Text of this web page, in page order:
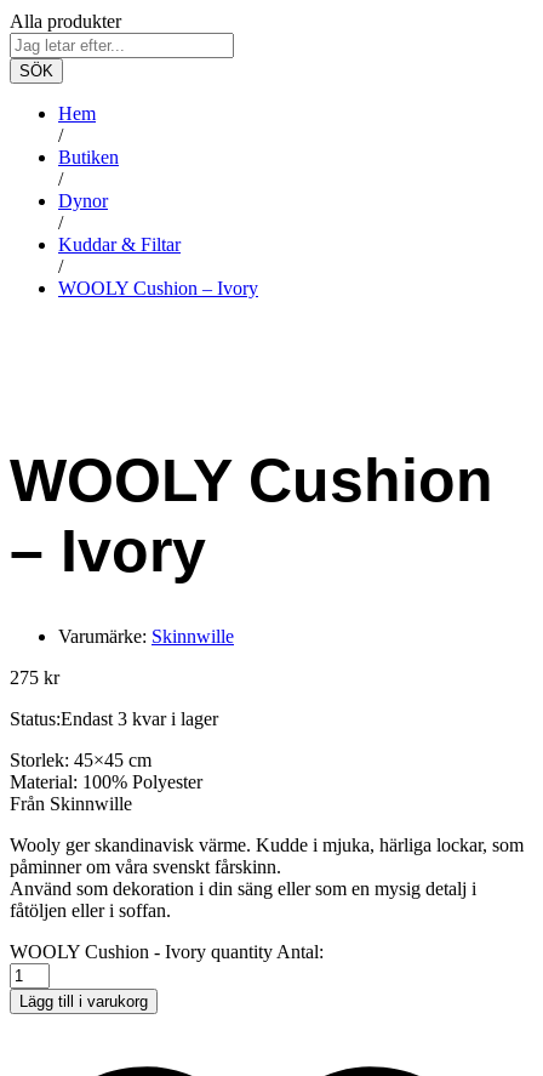
Alla produkter
SÖK
Hem
/
Butiken
/
Dynor
/
Kuddar & Filtar
/
WOOLY Cushion – Ivory
WOOLY Cushion
– Ivory
Varumärke: Skinnwille
275 kr
Status:Endast 3 kvar i lager
Storlek: 45×45 cm
Material: 100% Polyester
Från Skinnwille
Wooly ger skandinavisk värme. Kudde i mjuka, härliga lockar, som
påminner om våra svenskt fårskinn.
Använd som dekoration i din säng eller som en mysig detalj i
fåtöljen eller i soffan.
WOOLY Cushion - Ivory quantity Antal:
Lägg till i varukorg